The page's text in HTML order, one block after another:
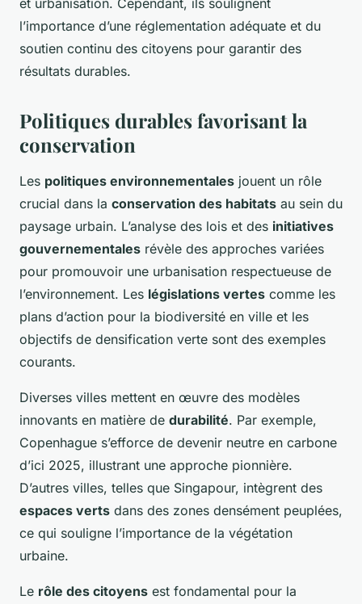
l’importance d’une réglementation adéquate et du
soutien continu des citoyens pour garantir des
résultats durables.
Politiques durables favorisant la
conservation
Les politiques environnementales jouent un rôle
crucial dans la conservation des habitats au sein du
paysage urbain. L’analyse des lois et des initiatives
gouvernementales révèle des approches variées
pour promouvoir une urbanisation respectueuse de
l’environnement. Les législations vertes comme les
plans d’action pour la biodiversité en ville et les
objectifs de densification verte sont des exemples
courants.
Diverses villes mettent en œuvre des modèles
innovants en matière de durabilité. Par exemple,
Copenhague s’efforce de devenir neutre en carbone
d’ici 2025, illustrant une approche pionnière.
D’autres villes, telles que Singapour, intègrent des
espaces verts dans des zones densément peuplées,
ce qui souligne l’importance de la végétation
urbaine.
Le rôle des citoyens est fondamental pour la